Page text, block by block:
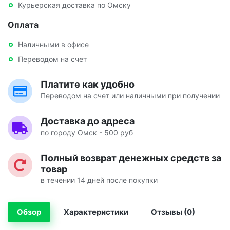
Курьерская доставка по Омску
Оплата
Наличными в офисе
Переводом на счет
Платите как удобно
Переводом на счет или наличными при получении
Доставка до адреса
по городу Омск - 500 руб
Полный возврат денежных средств за
товар
в течении 14 дней после покупки
Обзор Характеристики Отзывы (0)